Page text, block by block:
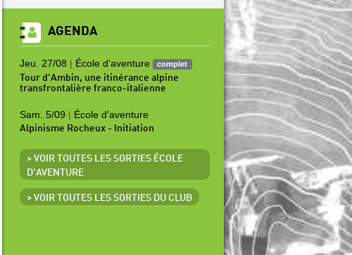
AGENDA
Jeu. 27/08 | École d'aventure complet
Tour d'Ambin, une itinérance alpine
transfrontalière franco-italienne
Sam. 5/09 | École d'aventure
Alpinisme Rocheux - Initiation
> VOIR TOUTES LES SORTIES ÉCOLE
D'AVENTURE
> VOIR TOUTES LES SORTIES DU CLUB